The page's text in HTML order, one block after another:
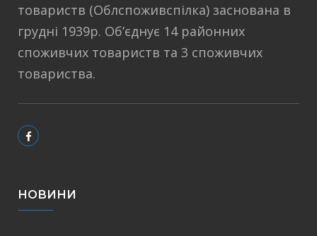
товариств (Облспоживспілка) заснована в
грудні 1939р. Об’єднує 14 районних
споживчих товариств та 3 споживчих
товариства.
НОВИНИ